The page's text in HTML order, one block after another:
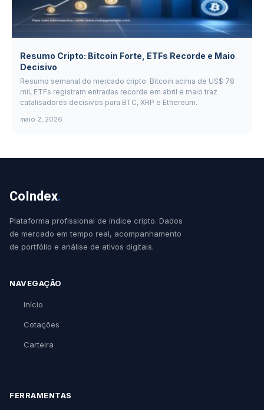
Resumo Cripto: Bitcoin Forte, ETFs Recorde e Maio
Decisivo
Resumo semanal do mercado cripto: Bitcoin acima de US$ 78
mil, ETFs registram entradas recorde em abril e maio traz
catalisadores decisivos para BTC, XRP e Ethereum.
maio 2, 2026
CoIndex.
Plataforma profissional de índice cripto. Dados
de mercado em tempo real, acompanhamento
de portfólio e análise de ativos digitais.
NAVEGAÇÃO
Início
Cotações
Carteira
FERRAMENTAS